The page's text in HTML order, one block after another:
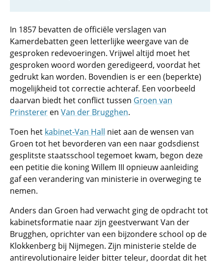
In 1857 bevatten de officiële verslagen van
Kamerdebatten geen letterlijke weergave van de
gesproken redevoeringen. Vrijwel altijd moet het
gesproken woord worden geredigeerd, voordat het
gedrukt kan worden. Bovendien is er een (beperkte)
mogelijkheid tot correctie achteraf. Een voorbeeld
daarvan biedt het conflict tussen Groen van
Prinsterer en Van der Brugghen.
Toen het kabinet-Van Hall niet aan de wensen van
Groen tot het bevorderen van een naar godsdienst
gesplitste staatsschool tegemoet kwam, begon deze
een petitie die koning Willem III opnieuw aanleiding
gaf een verandering van ministerie in overweging te
nemen.
Anders dan Groen had verwacht ging de opdracht tot
kabinetsformatie naar zijn geestverwant Van der
Brugghen, oprichter van een bijzondere school op de
Klokkenberg bij Nijmegen. Zijn ministerie stelde de
antirevolutionaire leider bitter teleur, doordat dit het